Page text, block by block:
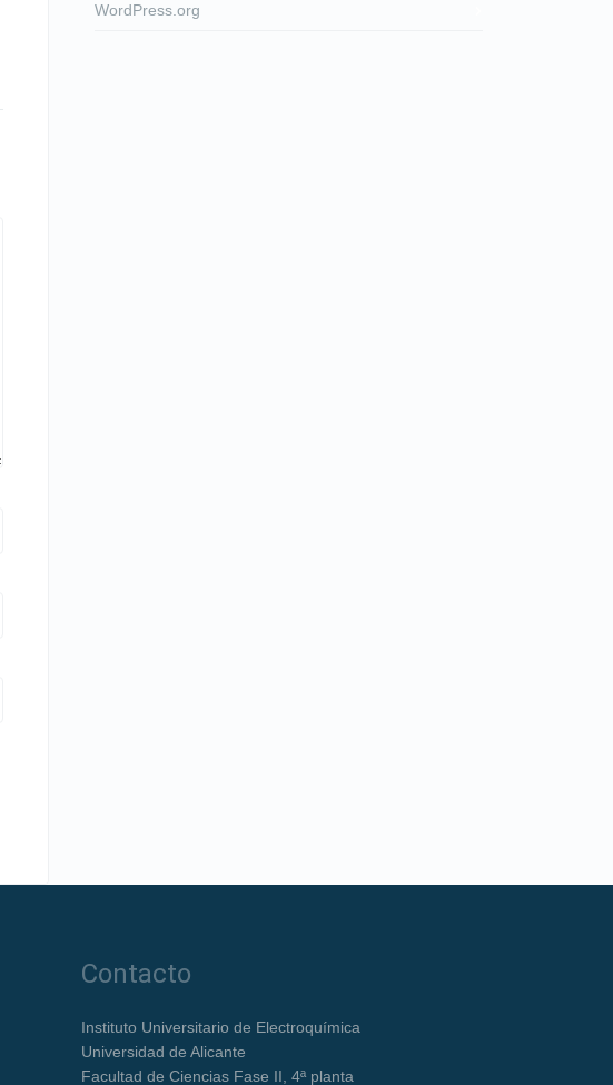
WordPress.org
Contacto
Instituto Universitario de Electroquímica
Universidad de Alicante
Facultad de Ciencias Fase II, 4ª planta